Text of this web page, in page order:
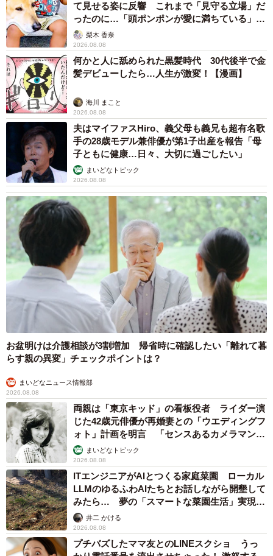
て見せる姿に反響 これまで「見守る立場」だ
ったのに…「頭ポンポンが愛に満ちている」
「尊…」
梨木 香奈
2026.08.08
何かと人に舐められた黒髪時代 30代後半で金
髪デビューしたら…人生が激変！【漫画】
海川 まこと
2026.08.08
夫はマイファスHiro、義父母も義兄も超有名歌
手の28歳モデル兼俳優が第1子出産を報告「母
子ともに健康…日々、大切に過ごしたい」
まいどなトピック
2026.08.08
お盆明けは介護相談が3割増加 帰省時に確認したい「離れて暮
らす親の異変」チェックポイントは？
まいどなニュース情報部
2026.08.08
両親は「東京キッド」の看板役者 ライダー演
じた42歳元俳優が再婚妻との「ウエディングフ
ォト」計画を明言 「センスあるカメラマン求
む」まいどなトピック
2026.08.08
ITエンジニアがAIとつくる家庭菜園 ローカル
LLMのゆるふわAIたちとお話しながら開墾して
みたら… 夢の「スマートな菜園生活」実現な
るか井二 かける
2026.08.08
プチバズしたママ友とのLINEスクショ うっ